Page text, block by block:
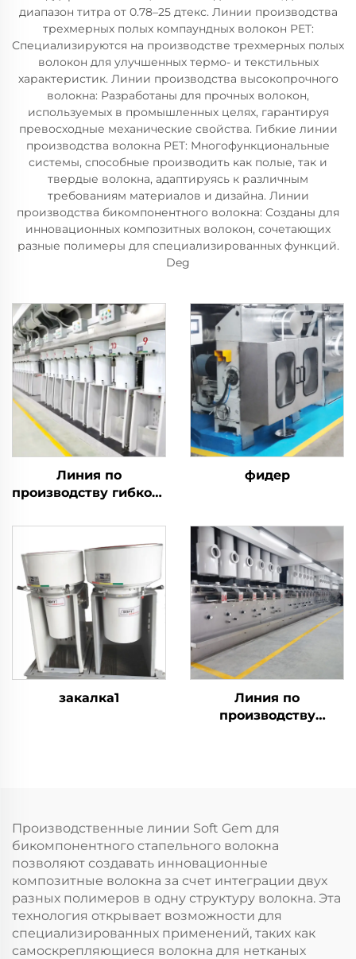
диапазон титра от 0.78–25 дтекс. Линии производства
трехмерных полых компаундных волокон PET:
Специализируются на производстве трехмерных полых
волокон для улучшенных термо- и текстильных
характеристик. Линии производства высокопрочного
волокна: Разработаны для прочных волокон,
используемых в промышленных целях, гарантируя
превосходные механические свойства. Гибкие линии
производства волокна PET: Многофункциональные
системы, способные производить как полые, так и
твердые волокна, адаптируясь к различным
требованиям материалов и дизайна. Линии
производства бикомпонентного волокна: Созданы для
инновационных композитных волокон, сочетающих
разные полимеры для специализированных функций.
Deg
Линия по
производству гибкого
производит как
полое, так и цельное
волокно
фидер
закалка1
Линия по
производству
Производственные линии Soft Gem для
бикомпонентного стапельного волокна
позволяют создавать инновационные
композитные волокна за счет интеграции двух
разных полимеров в одну структуру волокна. Эта
технология открывает возможности для
специализированных применений, таких как
самоскрепляющиеся волокна для нетканых